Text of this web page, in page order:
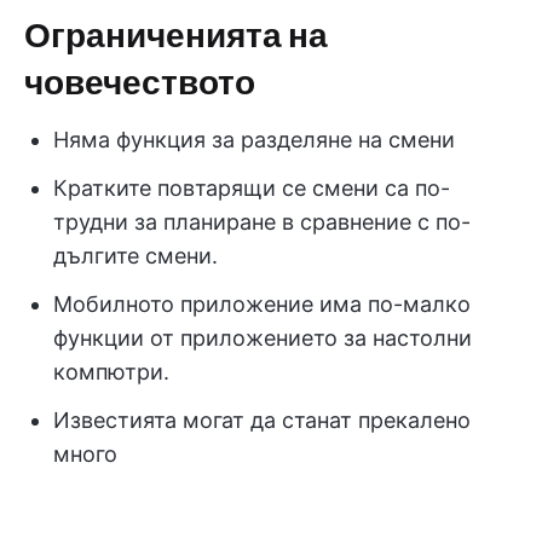
Ограниченията на
човечеството
Няма функция за разделяне на смени
Кратките повтарящи се смени са по-
трудни за планиране в сравнение с по-
дългите смени.
Мобилното приложение има по-малко
функции от приложението за настолни
компютри.
Известията могат да станат прекалено
много